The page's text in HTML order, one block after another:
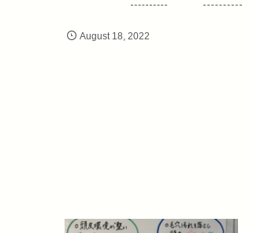
August 18 ,2022